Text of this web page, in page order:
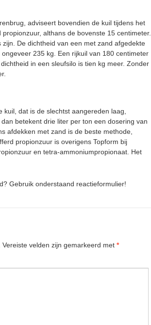
adviseert bovendien de kuil tijdens het
althans de bovenste 15 centimeter.
De dichtheid van een met zand afgedekte
235 kg. Een rijkuil van 180 centimeter
in een sleufsilo is tien kg meer. Zonder
kuil, dat is de slechtst aangereden laag,
betekent drie liter per ton een dosering van
afdekken met zand is de beste methode,
propionzuur is overigens Topform bij
en tetra-ammoniumpropionaat. Het
Gebruik onderstaand reactieformulier!
Vereiste velden zijn gemarkeerd met *